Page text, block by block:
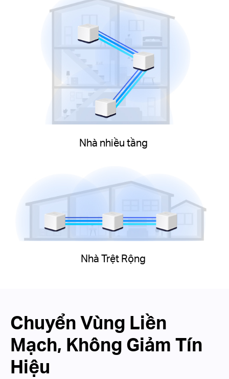
Nhà nhiều tầng
Nhà Trệt Rộng
Chuyển Vùng Liền
Mạch, Không Giảm Tín
Hiệu